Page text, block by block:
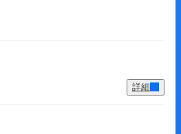
詳細